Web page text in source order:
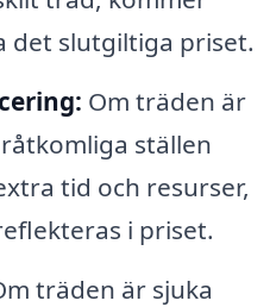
det slutgiltiga priset.
Om träden är
ställen
tid och resurser,
i priset.
träden är sjuka